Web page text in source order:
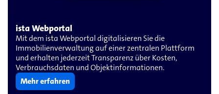
ista Webportal
Mit dem ista Webportal digitalisieren Sie die
Immobilienverwaltung auf einer zentralen Plattform
und erhalten jederzeit Transparenz über Kosten,
Verbrauchsdaten und Objektinformationen.
Mehr erfahren